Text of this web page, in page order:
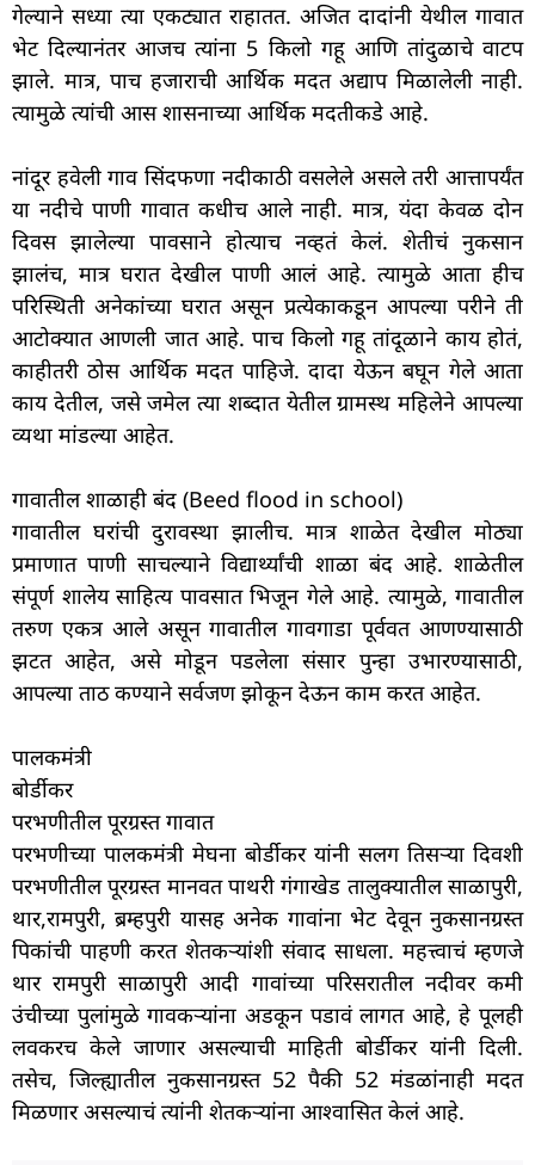
गेल्याने सध्या त्या एकट्यात राहातत. अजित दादांनी येथील गावात
भेट दिल्यानंतर आजच त्यांना 5 किलो गहू आणि तांदुळाचे वाटप
झाले. मात्र, पाच हजाराची आर्थिक मदत अद्याप मिळालेली नाही.
त्यामुळे त्यांची आस शासनाच्या आर्थिक मदतीकडे आहे.
नांदूर हवेली गाव सिंदफणा नदीकाठी वसलेले असले तरी आत्तापर्यंत
या नदीचे पाणी गावात कधीच आले नाही. मात्र, यंदा केवळ दोन
दिवस झालेल्या पावसाने होत्याच नव्हतं केलं. शेतीचं नुकसान
झालंच, मात्र घरात देखील पाणी आलं आहे. त्यामुळे आता हीच
परिस्थिती अनेकांच्या घरात असून प्रत्येकाकडून आपल्या परीने ती
आटोक्यात आणली जात आहे. पाच किलो गहू तांदूळाने काय होतं,
काहीतरी ठोस आर्थिक मदत पाहिजे. दादा येऊन बघून गेले आता
काय देतील, जसे जमेल त्या शब्दात येतील ग्रामस्थ महिलेने आपल्या
व्यथा मांडल्या आहेत.
गावातील शाळाही बंद (Beed flood in school)
गावातील घरांची दुरावस्था झालीच. मात्र शाळेत देखील मोठ्या
प्रमाणात पाणी साचल्याने विद्यार्थ्यांची शाळा बंद आहे. शाळेतील
संपूर्ण शालेय साहित्य पावसात भिजून गेले आहे. त्यामुळे, गावातील
तरुण एकत्र आले असून गावातील गावगाडा पूर्ववत आणण्यासाठी
झटत आहेत, असे मोडून पडलेला संसार पुन्हा उभारण्यासाठी,
आपल्या ताठ कण्याने सर्वजण झोकून देऊन काम करत आहेत.
पालकमंत्री
बोर्डीकर
परभणीतील पूरग्रस्त गावात
परभणीच्या पालकमंत्री मेघना बोर्डीकर यांनी सलग तिसऱ्या दिवशी
परभणीतील पूरग्रस्त मानवत पाथरी गंगाखेड तालुक्यातील साळापुरी,
थार,रामपुरी, ब्रम्हपुरी यासह अनेक गावांना भेट देवून नुकसानग्रस्त
पिकांची पाहणी करत शेतकऱ्यांशी संवाद साधला. महत्त्वाचं म्हणजे
थार रामपुरी साळापुरी आदी गावांच्या परिसरातील नदीवर कमी
उंचीच्या पुलांमुळे गावकऱ्यांना अडकून पडावं लागत आहे, हे पूलही
लवकरच केले जाणार असल्याची माहिती बोर्डीकर यांनी दिली.
तसेच, जिल्ह्यातील नुकसानग्रस्त 52 पैकी 52 मंडळांनाही मदत
मिळणार असल्याचं त्यांनी शेतकऱ्यांना आश्वासित केलं आहे.